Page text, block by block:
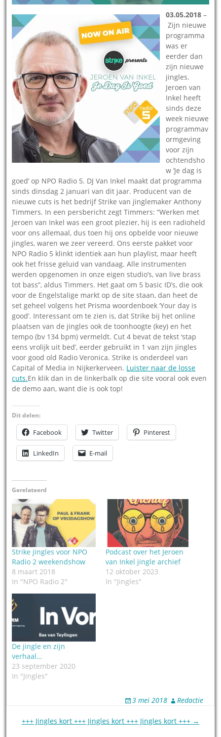
03.05.2018 –
Zijn nieuwe
programma
was er
eerder dan
zijn nieuwe
jingles.
Jeroen van
Inkel heeft
sinds deze
week nieuwe
programmav
ormgeving
voor zijn
ochtendsho
w ‘Je dag is
goed’ op NPO Radio 5. DJ Van Inkel maakt dat programma
sinds dinsdag 2 januari van dit jaar. Producent van de
nieuwe cuts is het bedrijf Strike van jinglemaker Anthony
Timmers. In een persbericht zegt Timmers: “Werken met
Jeroen van Inkel was een groot plezier, hij is een radioheld
voor ons allemaal, dus toen hij ons opbelde voor nieuwe
jingles, waren we zeer vereerd. Ons eerste pakket voor
NPO Radio 5 klinkt identiek aan hun playlist, maar heeft
ook het frisse geluid van vandaag. Alle instrumenten
werden opgenomen in onze eigen studio’s, van live brass
tot bass”, aldus Timmers. Het gaat om 5 basic ID’s, die ook
voor de Engelstalige markt op de site staan, dan heet de
set geheel volgens het Prisma woordenboek ‘Your day is
good’. Interessant om te zien is, dat Strike bij het online
plaatsen van de jingles ook de toonhoogte (key) en het
tempo (bv 134 bpm) vermeldt. Cut 4 bevat de tekst ‘stap
eens vrolijk uit bed’, eerder gebruikt in 1 van zijn jingles
voor good old Radio Veronica. Strike is onderdeel van
Capital of Media in Nijkerkerveen. Luister naar de losse
cuts.En klik dan in de linkerbalk op die site vooral ook even
de demo aan, want die is ook top!
Dit delen:
Facebook Twitter Pinterest
LinkedIn E-mail
Gerelateerd
Strike jingles voor NPO
Radio 2 weekendshow
8 maart 2018
In "NPO Radio 2"
Podcast over het Jeroen
van Inkel jingle archief
12 oktober 2023
In "Jingles"
De jingle en zijn
verhaal…
23 september 2020
In "Jingles"
3 mei 2018 Redactie
Post+++ Jingles kort +++ Jingles kort +++ Jingles kort +++ →